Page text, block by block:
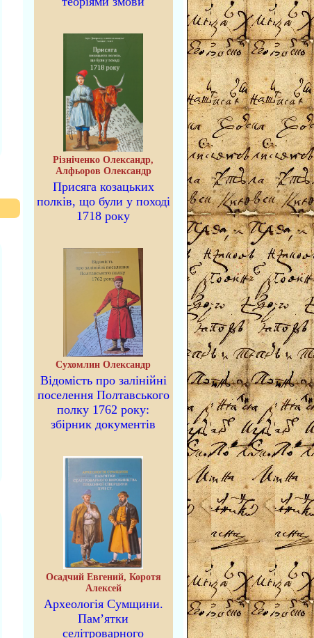
Різніченко Олександр,
Алфьоров Олександр
Присяга козацьких
полків, що були у поході
1718 року
Сухомлин Олександр
Відомість про залінійні
поселення Полтавського
полку 1762 року:
збірник документів
Осадчий Евгений, Коротя
Алексей
Археологія Сумщини.
Пам’ятки
селітроварного